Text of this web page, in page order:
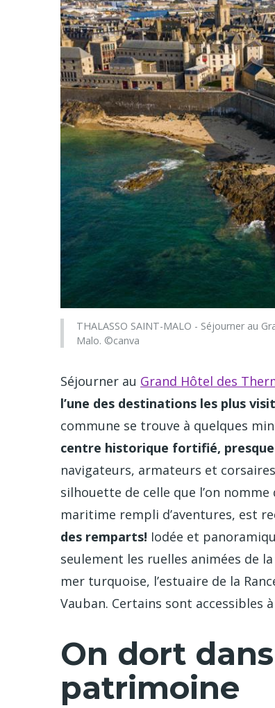
THALASSO SAINT-MALO - Séjourner au
Malo. ©canva
Séjourner au Grand Hôtel des
l’une des destinations les plus
commune se trouve à quelques
centre historique fortifié,
navigateurs, armateurs et
silhouette de celle que l’on nomme
maritime rempli d’aventures, est
des remparts! Iodée et
seulement les ruelles animées de
mer turquoise, l’estuaire de la
Vauban. Certains sont accessibles
On dort
patrimoine